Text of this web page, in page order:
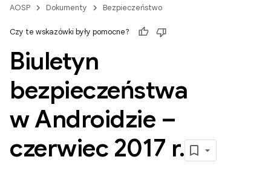
AOSP Dokumenty Bezpieczeństwo
Czy te wskazówki były pomocne?
Biuletyn
bezpieczeństwa
w Androidzie –
czerwiec 2017 r.